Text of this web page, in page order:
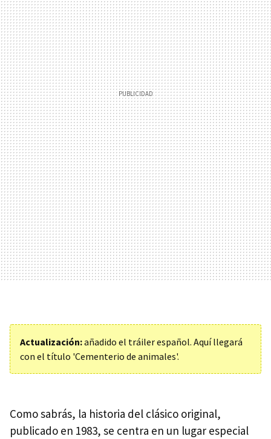
Actualización:añadido el tráiler español. Aquí llegará
con el título 'Cementerio de animales'.
Como sabrás, la historia del clásico original,
publicado en 1983, se centra en un lugar especial